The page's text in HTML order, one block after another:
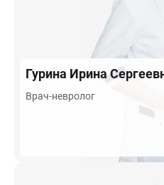
Гурина Ирина
Врач-невролог